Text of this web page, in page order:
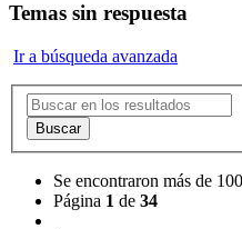
Temas sin respuesta
Ir a búsqueda avanzada
Buscar
Se encontraron más de
Página 1 de 34